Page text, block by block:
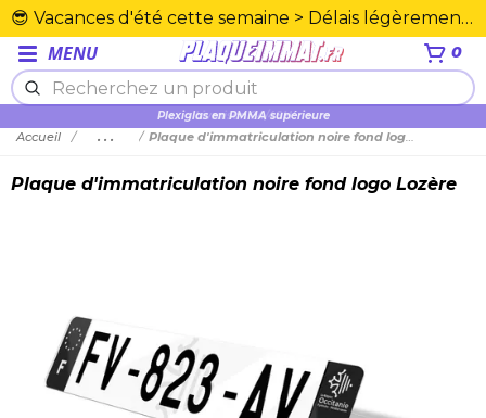
😎 Vacances d'été cette semaine > Délais légèrement rallongés. Merci☀️
MENU 0
Plexiglas en PMMA supérieure
Accueil ... Plaque d'immatriculation noire fond logo Lozère
Plaque d'immatriculation noire fond logo Lozère